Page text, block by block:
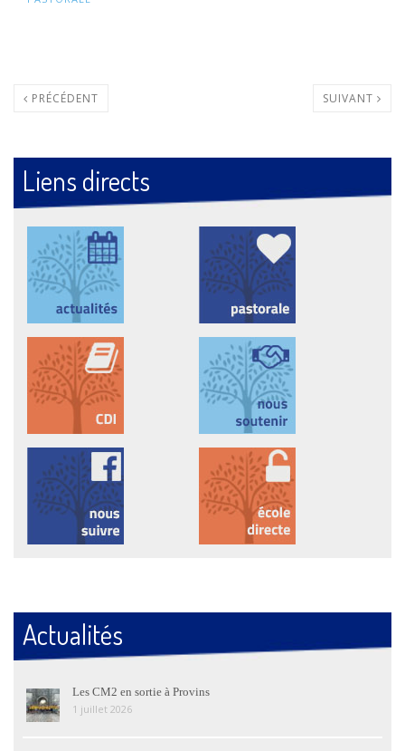
PRÉCÉDENT SUIVANT
Liens directs
Actualités
Les CM2 en sortie à Provins
1 juillet 2026